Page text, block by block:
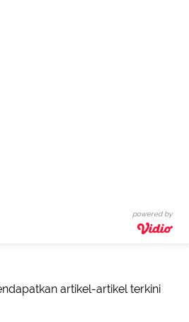
powered by
artikel-artikel terkini